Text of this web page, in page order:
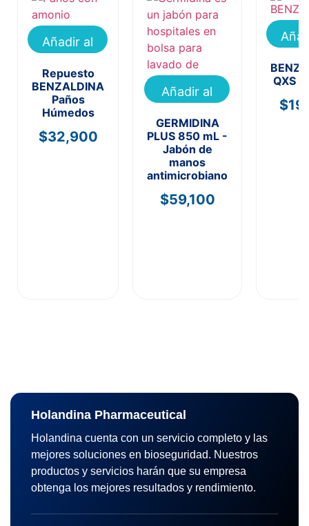
Añadir al
Repuesto
BENZALDINA
Paños
Húmedos
$32,900
Añadir al
GERMIDINA
PLUS 850 mL -
Jabón de
manos
antimicrobiano
$59,100
QXS
$
Holandina Pharmaceutical
Holandina cuenta con un servicio completo y las
mejores soluciones en bioseguridad. Nuestros
productos y servicios harán que su empresa
obtenga los mejores resultados y rendimiento.